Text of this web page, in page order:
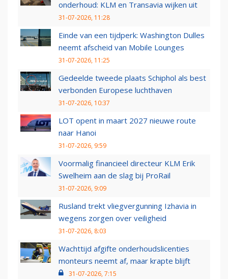
onderhoud: KLM en Transavia wijken uit
31-07-2026, 11:28
Einde van een tijdperk: Washington Dulles
neemt afscheid van Mobile Lounges
31-07-2026, 11:25
Gedeelde tweede plaats Schiphol als best
verbonden Europese luchthaven
31-07-2026, 10:37
LOT opent in maart 2027 nieuwe route
naar Hanoi
31-07-2026, 9:59
Voormalig financieel directeur KLM Erik
Swelheim aan de slag bij ProRail
31-07-2026, 9:09
Rusland trekt vliegvergunning Izhavia in
wegens zorgen over veiligheid
31-07-2026, 8:03
Wachttijd afgifte onderhoudslicenties
monteurs neemt af, maar krapte blijft
31-07-2026, 7:15